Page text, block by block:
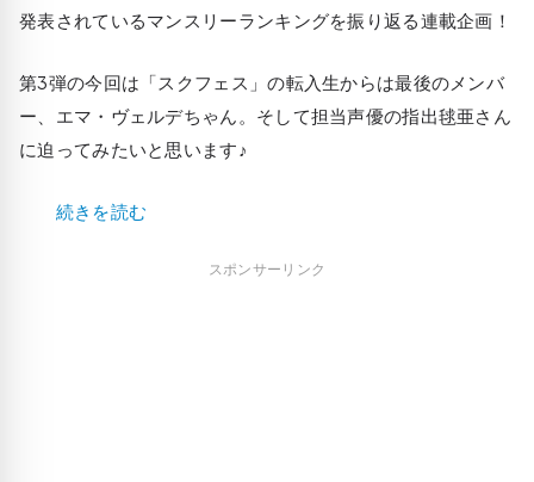
発表されているマンスリーランキングを振り返る連載企画！
第3弾の今回は「スクフェス」の転入生からは最後のメンバ
ー、エマ・ヴェルデちゃん。そして担当声優の指出毬亜さん
に迫ってみたいと思います♪
続きを読む
スポンサーリンク